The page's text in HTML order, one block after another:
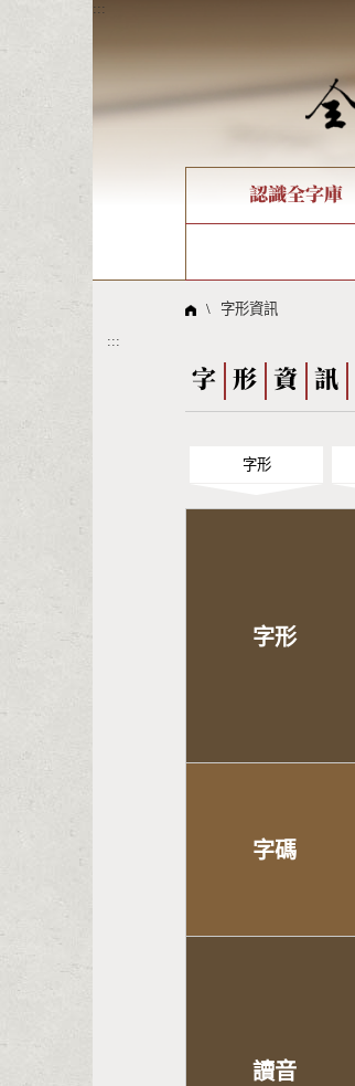
:::
認識全字庫
線上教學
倉頡查詢
Big5查詢
問題集
\ 字形資訊
:::
字 形 資 訊
字形
字形
字碼
讀音